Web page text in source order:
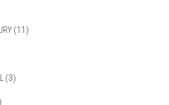
(11)
(3)